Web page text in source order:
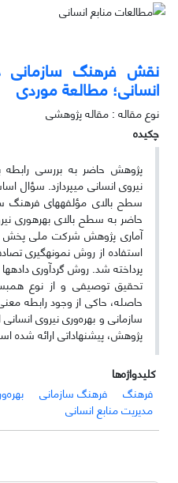
نقش فرهنگ سازمانی
انسانی؛ مطالعة موردی
نوع مقاله : مقاله پژوهشی
چکیده
پژوهش حاضر به بررسی رابطه­
نیروی انسانی می­پردازد. سؤال
سطح بالای مؤلفه­های فرهنگ
حاضر به سطح بالای بهره­وری
آماری پژوهش شرکت ملی پخش
استفاده از روش نمونه­گیری
پرداخته شد. روش گردآوری
تحقیق توصیفی و از نوع
حاصله، حاکی از وجود رابطه
سازمانی و بهره‌وری نیروی
پژوهش، پیشنهاداتی ارائه شده
کلیدواژه‌ها
فرهنگ
فرهنگ سازمانی
مدیریت منابع انسانی